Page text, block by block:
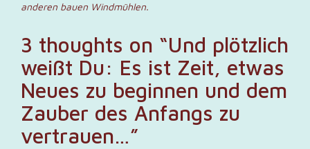
anderen bauen Windmühlen.
3 thoughts on “Und plötzlich
weißt Du: Es ist Zeit, etwas
Neues zu beginnen und dem
Zauber des Anfangs zu
vertrauen…”